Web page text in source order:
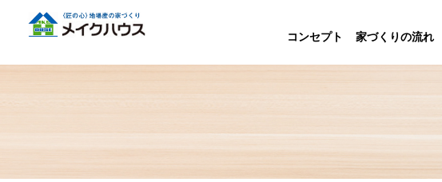
コンセプト 家づくりの流れ